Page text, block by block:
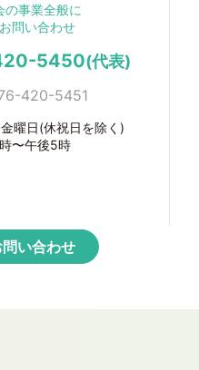
の事業全般に
問い合わせ
5450(代表)
420-5451
曜日(休祝日を除く)
〜午後5時
問い合わせ